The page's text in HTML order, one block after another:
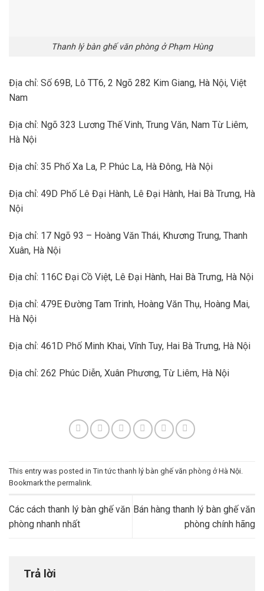
Thanh lý bàn ghế văn phòng ở Phạm Hùng
Địa chỉ: Số 69B, Lô TT6, 2 Ngõ 282 Kim Giang, Hà Nội, Việt
Nam
Địa chỉ: Ngõ 323 Lương Thế Vinh, Trung Văn, Nam Từ Liêm,
Hà Nội
Địa chỉ: 35 Phố Xa La, P. Phúc La, Hà Đông, Hà Nội
Địa chỉ: 49D Phố Lê Đại Hành, Lê Đại Hành, Hai Bà Trưng, Hà
Nội
Địa chỉ: 17 Ngõ 93 – Hoàng Văn Thái, Khương Trung, Thanh
Xuân, Hà Nội
Địa chỉ: 116C Đại Cồ Việt, Lê Đại Hành, Hai Bà Trưng, Hà Nội
Địa chỉ: 479E Đường Tam Trinh, Hoàng Văn Thụ, Hoàng Mai,
Hà Nội
Địa chỉ: 461D Phố Minh Khai, Vĩnh Tuy, Hai Bà Trưng, Hà Nội
Địa chỉ: 262 Phúc Diễn, Xuân Phương, Từ Liêm, Hà Nội
This entry was posted in Tin tức thanh lý bàn ghế văn phòng ở Hà Nội
Bookmark the permalink
Các cách thanh lý bàn ghế văn
phòng nhanh nhất
Bán hàng thanh lý bàn ghế văn
phòng chính hãng
Trả lời